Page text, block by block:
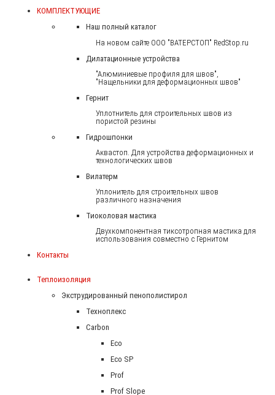
КОМПЛЕКТУЮЩИЕ
Наш полный каталог
На новом сайте ООО "ВАТЕРСТОП" RedStop.ru
Дилатационные устройства
"Алюминиевые профиля для швов",
"Нащельники для деформационных швов"
Гернит
Уплотнитель для строительных швов из
пористой резины
Гидрошпонки
Аквастоп. Для устройства деформационных и
технологических швов
Вилатерм
Уплонитель для строительных швов
различного назначения
Тиоколовая мастика
Двухкомпонентная тиксотропная мастика для
использования совместно с Гернитом
Контакты
Теплоизоляция
Экструдированный пенополистирол
Техноплекс
Carbon
Eco
Eco SP
Prof
Prof Slope